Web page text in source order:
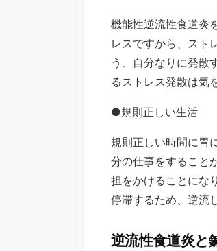
機能性逆流性食道炎
レスですから、スト
う、自分なりに発散
るストレス発散は気
●規則正しい生活
規則正しい時間に胃
分の仕事をすること
担をかけることにな
停滞するため、逆流
逆流性食道炎と